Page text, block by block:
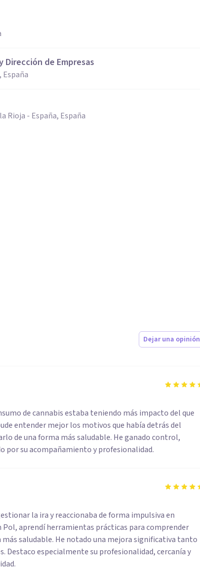
de Empresas
España
Rioja - España, España
Dejar una opinión
de cannabis estaba teniendo más impacto del que
entender mejor los motivos que había detrás del
de una forma más saludable. He ganado control,
por su acompañamiento y profesionalidad.
la ira y reaccionaba de forma impulsiva en
aprendí herramientas prácticas para comprender
saludable. He notado una mejora significativa tanto
Destaco especialmente su profesionalidad, cercanía y